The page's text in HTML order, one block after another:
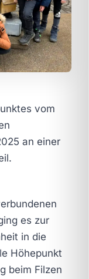
vom
an einer
es zur
in die
Höhepunkt
beim Filzen